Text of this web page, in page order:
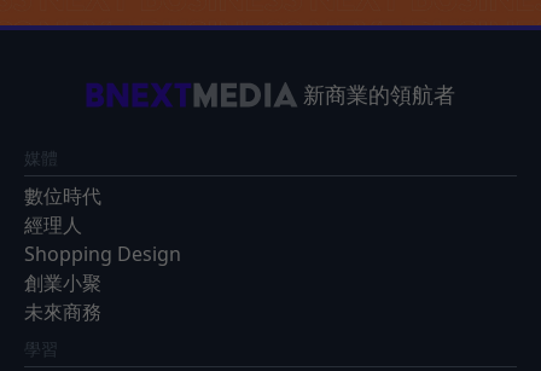
新商業的領航者
媒體
數位時代
經理人
Shopping Design
創業小聚
未來商務
學習